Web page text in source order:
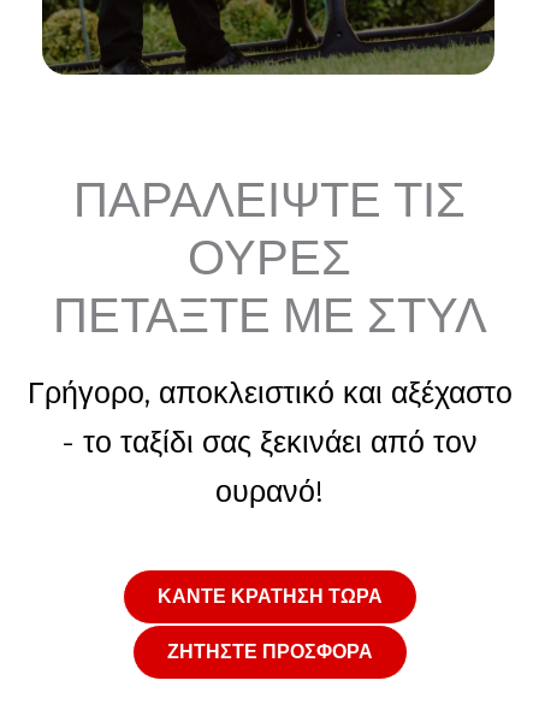
ΠΑΡΑΛΕΙΨΤΕ ΤΙΣ
ΟΥΡΕΣ
ΠΕΤΑΞΤΕ ΜΕ ΣΤΥΛ
Γρήγορο, αποκλειστικό και αξέχαστο
- το ταξίδι σας ξεκινάει από τον
ουρανό!
ΚΑΝΤΕ ΚΡΑΤΗΣΗ ΤΩΡΑ
ΖΗΤΗΣΤΕ ΠΡΟΣΦΟΡΑ